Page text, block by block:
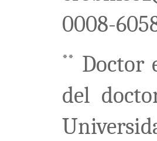
0008-
**
Doctor
del